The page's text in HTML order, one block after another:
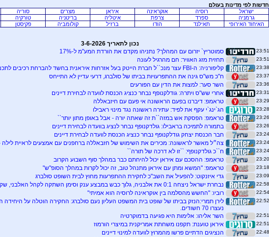
חדשות לפי מדינות בעולם
ישראל
רוסיה אוקראינה איראן מצרים סוריה
גרמניה
ספרד צרפת איטליה בריטניה טורקיה
האיחוד האירופי
תאילנד הודו ברזיל קולומביה פקיסטן
נכון לתאריך 3-6-2026
סמוטריץ` יזרום עם המהלך? נתניהו מקדם את הורדת המע"מ ל-17%
תחזית מזג האוויר: חם מהרגיל לעונה
קליפורניה: ה-FBI עצר מנכ``ל חברת הייטק בעל אזרחות איראנית בחשד להברחת רכיבים לתכנית הגרעין האיראנית
ח"כ מש"ס גינה את ההתפרעויות בביתו של סולברג, דרעי עדיין לא התייחס
השר סער: למצות את הדין עם הפורעים
אחרי שש"ס ויתרה: גודלקנופף נבחר כנציג הכנסת לוועדה לבחירת דיינים
טראמפ: דיברנו בפעם הראשונה אי פעם עם חיזבאללה
הג`ינג`י עקף את לפיד: עתירה ראשונה נגד מינוי ראבילו
טראמפ: הפסקת אש במזה``ת זה שאתה יורה - אבל באופן מתון יותר``
בתמורה לתמיכה בראבילו: גולדקנופף נבחר לנציג בוועדה לבחירת דיינים
חבר הכנסת יצחק גודלקנופף נבחר כנציג הכנסת לוועדה לבחירת דיינים
צה״ל מאשר לראשונה: מכירים את השימוש של חזבאללה ברחפנים עם אמצעים לראיית לילה
ח``כ גולדקנופף: ``זו לא דרכה של תורה``
טראמפ: ההסכם עם איראן יכול להיחתם כבר במהלך סוף השבוע הקרוב
טראמפ: "המשא ומתן עם איראן מתנהל טוב, זה יכול לקרות במהלך הסופ"ש"
גדי איזנקוט: להפעיל את השב"כ לחקירת ההתפרעות מחוץ לבית השופט סולברג
נבחרת ישראל ניצחה 0:1 את אלבניה, גלוך כבש במבצע ענק וסימן השתקה לקהל האלבני, שקרא בוז בהמנון. קטטה התפתחה
רוביו: "החשש מהסלמה בין אוקראינה לרוסיה הוא אמיתי"
לירן תמרי:הנזק בביתו של שופט בית המשפט העליון נעם סולברג: החקירה הוטלה על היחידה
נעצרו 70 חשודים.
השר אליהו: אלימות היא פגיעה בדמוקרטיה
איראן טוענת: תקפנו משחתת אמריקנית במיצרי הורמוז
הנציגים הדתיים פרשו מהמרוץ לוועדה למינוי דיינים